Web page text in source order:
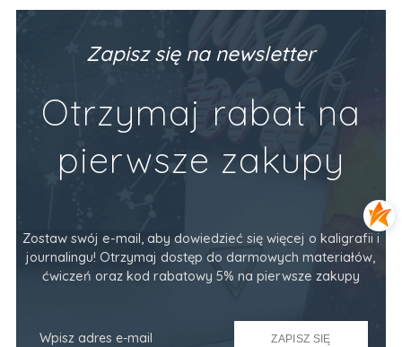
Zapisz się na newsletter
Otrzymaj rabat na
pierwsze zakupy
Zostaw swój e-mail, aby dowiedzieć się więcej o kaligrafii i
journalingu! Otrzymaj dostęp do darmowych materiałów,
ćwiczeń oraz kod rabatowy 5% na pierwsze zakupy
ZAPISZ SIĘ